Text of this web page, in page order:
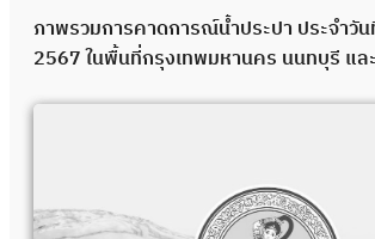
ภาพรวมการคาดการณ์น้ำประปา ประจำวั
2567 ในพื้นที่กรุงเทพมหานคร นนทบุรี แล